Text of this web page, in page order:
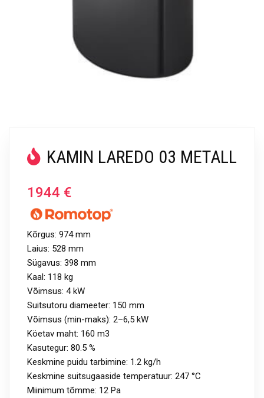
KAMIN LAREDO 03 METALL
1944 €
Kõrgus: 974 mm
Laius: 528 mm
Sügavus: 398 mm
Kaal: 118 kg
Võimsus: 4 kW
Suitsutoru diameeter: 150 mm
Võimsus (min-maks): 2–6,5 kW
Köetav maht: 160 m3
Kasutegur: 80.5 %
Keskmine puidu tarbimine: 1.2 kg/h
Keskmine suitsugaaside temperatuur: 247 °C
Miinimum tõmme: 12 Pa